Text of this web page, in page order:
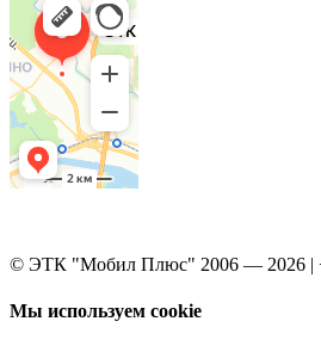
© ЭТК "Мобил Плюс" 2006 — 2026 |
Мы используем cookie